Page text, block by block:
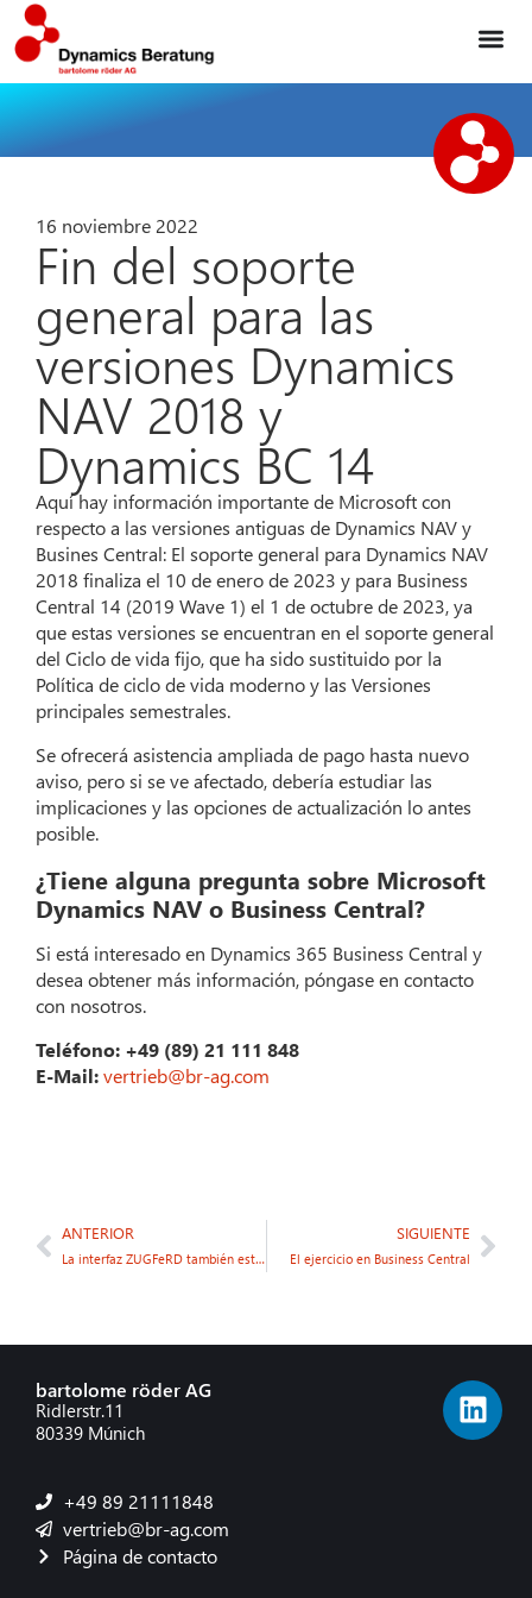
16 noviembre 2022
Fin del soporte
general para las
versiones Dynamics
NAV 2018 y
Dynamics BC 14
Aquí hay información importante de Microsoft con
respecto a las versiones antiguas de Dynamics NAV y
Busines Central: El soporte general para Dynamics NAV
2018 finaliza el 10 de enero de 2023 y para Business
Central 14 (2019 Wave 1) el 1 de octubre de 2023, ya
que estas versiones se encuentran en el soporte general
del Ciclo de vida fijo, que ha sido sustituido por la
Política de ciclo de vida moderno y las Versiones
principales semestrales.
Se ofrecerá asistencia ampliada de pago hasta nuevo
aviso, pero si se ve afectado, debería estudiar las
implicaciones y las opciones de actualización lo antes
posible.
¿Tiene alguna pregunta sobre Microsoft
Dynamics NAV o Business Central?
Si está interesado en Dynamics 365 Business Central y
desea obtener más información, póngase en contacto
con nosotros.
Teléfono: +49 (89) 21 111 848
E-Mail: vertrieb@br-ag.com
ANTERIOR
La interfaz ZUGFeRD también está disponible en la nube
SIGUIENTE
El ejercicio en Business Central
bartolome röder AG
Ridlerstr.11
80339 Múnich
+49 89 21111848
vertrieb@br-ag.com
Página de contacto